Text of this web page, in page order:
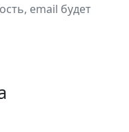
email будет